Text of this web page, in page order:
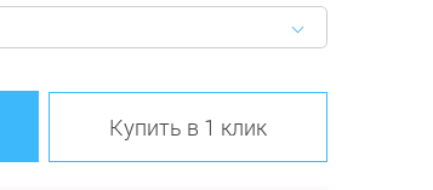
Купить в 1 клик